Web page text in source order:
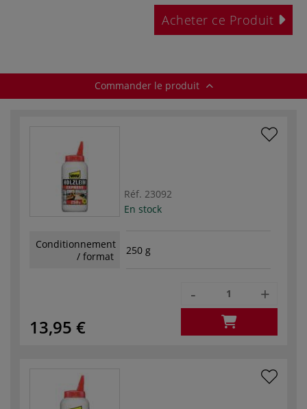
Acheter ce Produit
Commander le produit
Réf. 23092
En stock
Conditionnement
/ format
250 g
13,95 €
- +